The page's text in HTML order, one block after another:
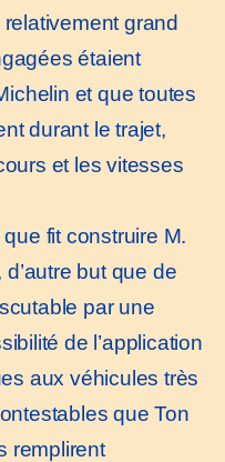
grand
étaient
et que toutes
durant le trajet,
et les vitesses
fit construire M.
but que de
par une
de l’application
aux véhicules très
que Ton
remplirent